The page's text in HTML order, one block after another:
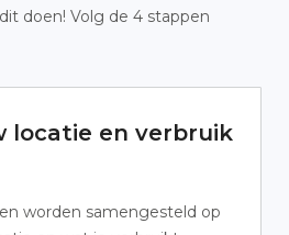
doen! Volg de 4 stappen
locatie en verbruik
worden samengesteld op